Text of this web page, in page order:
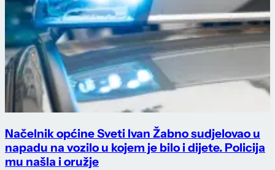
Načelnik općine Sveti Ivan Žabno sudjelovao u
napadu na vozilo u kojem je bilo i dijete. Policija
mu našla i oružje